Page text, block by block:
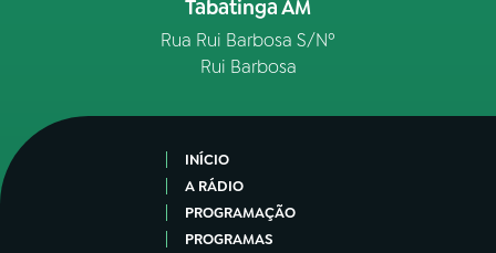
Tabatinga AM
Rua Rui Barbosa S/Nº
Rui Barbosa
INÍCIO
A RÁDIO
PROGRAMAÇÃO
PROGRAMAS